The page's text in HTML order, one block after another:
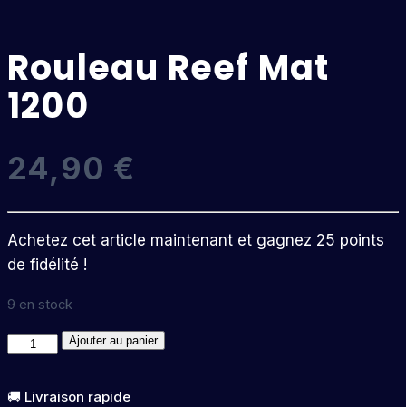
Rouleau Reef Mat
1200
24,90 €
Achetez cet article maintenant et gagnez 25 points
de fidélité !
9 en stock
quantité
Rouleau
Ajouter au panier
🚚 Livraison rapide